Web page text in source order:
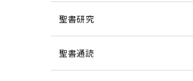
聖書研究
聖書通読